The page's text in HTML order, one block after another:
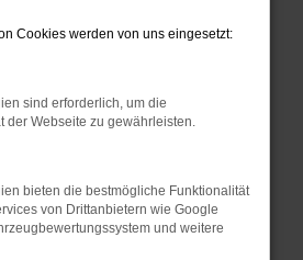
wie Werbeblocker,
bestimmter Seiten
die Seite in einem
neu.
helfen, vorübergehende
Cookies werden von uns eingesetzt:
sind erforderlich, um die
der Webseite zu gewährleisten.
bieten die bestmögliche Funktionalität
von Drittanbietern wie Google
und weitere